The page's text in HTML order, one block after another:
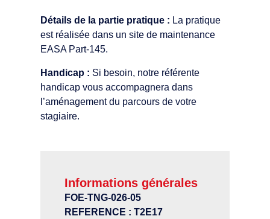
Détails de la partie pratique : La pratique
est réalisée dans un site de maintenance
EASA Part-145.
Handicap : Si besoin, notre référente
handicap vous accompagnera dans
l’aménagement du parcours de votre
stagiaire.
Informations générales
FOE-TNG-026-05
REFERENCE : T2E17